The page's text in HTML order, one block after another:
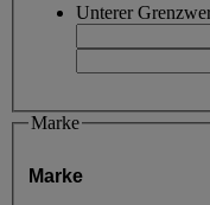
Unterer
Marke
Marke